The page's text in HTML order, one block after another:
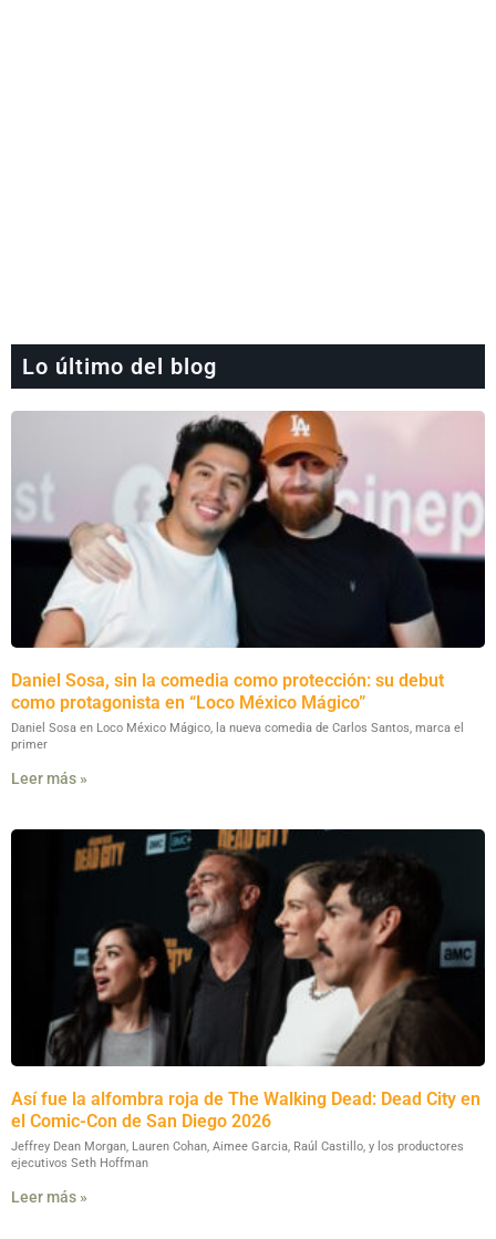
Lo último del blog
Daniel Sosa, sin la comedia como protección: su debut
como protagonista en “Loco México Mágico”
Daniel Sosa en Loco México Mágico, la nueva comedia de Carlos Santos, marca el
primer
Leer más »
Así fue la alfombra roja de The Walking Dead: Dead City en
el Comic-Con de San Diego 2026
Jeffrey Dean Morgan, Lauren Cohan, Aimee Garcia, Raúl Castillo, y los productores
ejecutivos Seth Hoffman
Leer más »